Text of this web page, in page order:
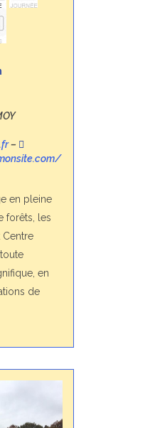
–
en pleine
forêts, les
Centre
en
de